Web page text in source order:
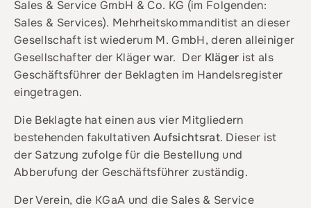
Sales & Service GmbH & Co. KG (im Folgenden:
Sales & Services). Mehrheitskommanditist an dieser
Gesellschaft ist wiederum M. GmbH, deren alleiniger
Gesellschafter der Kläger war. Der Kläger ist als
Geschäftsführer der Beklagten im Handelsregister
eingetragen.
Die Beklagte hat einen aus vier Mitgliedern
bestehenden fakultativenAufsichtsrat. Dieser ist
der Satzung zufolge für die Bestellung und
Abberufung der Geschäftsführer zuständig.
Der Verein, die KGaA und die Sales & Service